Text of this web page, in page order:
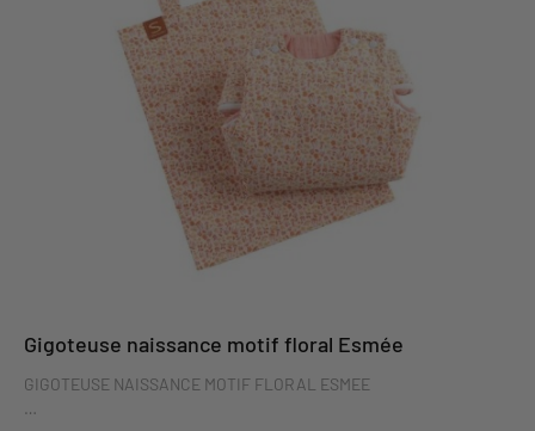
Gigoteuse naissance motif floral Esmée
GIGOTEUSE NAISSANCE MOTIF FLORAL ESMEE